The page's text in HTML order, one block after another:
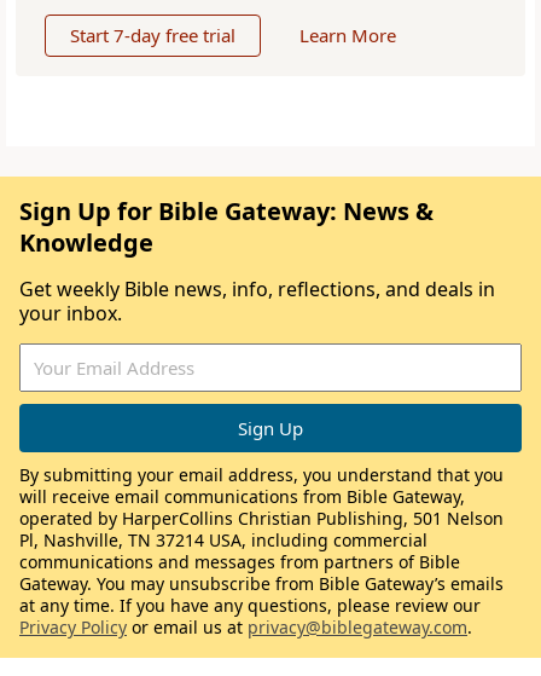
Start 7-day free trial Learn More
Sign Up for Bible Gateway: News &
Knowledge
Get weekly Bible news, info, reflections, and deals in
your inbox.
By submitting your email address, you understand that you
will receive email communications from Bible Gateway,
operated by HarperCollins Christian Publishing, 501 Nelson
Pl, Nashville, TN 37214 USA, including commercial
communications and messages from partners of Bible
Gateway. You may unsubscribe from Bible Gateway’s emails
at any time. If you have any questions, please review our
Privacy Policy or email us at privacy@biblegateway.com.